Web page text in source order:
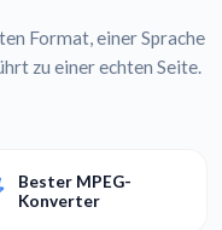
Format, einer Sprache
zu einer echten Seite.
Bester MPEG-
Konverter